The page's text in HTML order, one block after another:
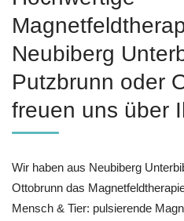
Neubiberg
Putzbrunn oder
freuen uns über
Wir haben aus Neubiberg
Ottobrunn das
Mensch & Tier: pulsierende